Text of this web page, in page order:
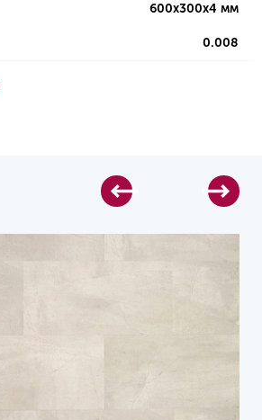
600х300х4 мм
0.008